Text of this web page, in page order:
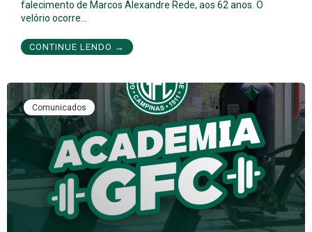
falecimento de Marcos Alexandre Rede, aos 62 anos. O
velório ocorre…
CONTINUE LENDO →
Comunicados